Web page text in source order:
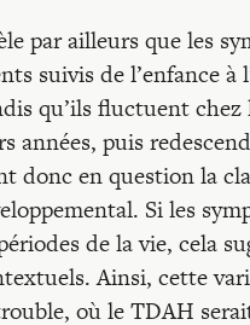
par ailleurs que les
suivis de l’enfance à
qu’ils fluctuent
années, puis
donc en question la
Si les
de la vie, cela
Ainsi, cette
où le TDAH